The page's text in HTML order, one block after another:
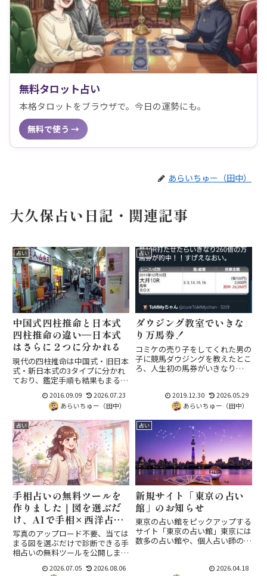
無料タロット占い
本格タロットをブラウザで。今日の運勢にも。
無料で使う →
あらいちゅー（田中）
大久保占い日記・関連記事
占い
中国式四柱推命と日本式
四柱推命の違い―日本式
はさらに２つに分かれる
現代の四柱推命は中国式・旧日本
式・新日本式の3タイプに分かれ
ており、鑑定手順も結果もまるで
徴・代表的な書籍と、泰山流から
派生した旧日本式の広まり方ま
で、初学者が迷わないための整
理。
2016.09.09
2026.07.23
あらいちゅー（田中）
占い
ダウジング教室でいきな
り万馬券！
コミケの売り子をしてくれた男の
子に競馬ダウジングを教えたとこ
ろ、人生初の馬券がいきなり
能性を示すエピソードと、ダウジ
ング入門の学習リソースをまとめ
2019.12.30
2026.05.29
あらいちゅー（田中）
占い
手相占いの無料ツールを
作りました｜図を選ぶだ
け、AIで手相×西洋占星
術の統合鑑定も
写真のアップロード不要、当ては
まる図を選ぶだけで診断できる手
相占いの無料ツールを公開しまし
JSONとして書き出し、西洋占星
2026.07.05
2026.08.06
占い
新規サイト「東京の占い
館」のお知らせ
東京の占い館をピックアップする
サイト「東京の占い館」東京には
数多の占い館や、個人占い師の鑑
検索、そしてGoogle Mapsや口
2026.04.18